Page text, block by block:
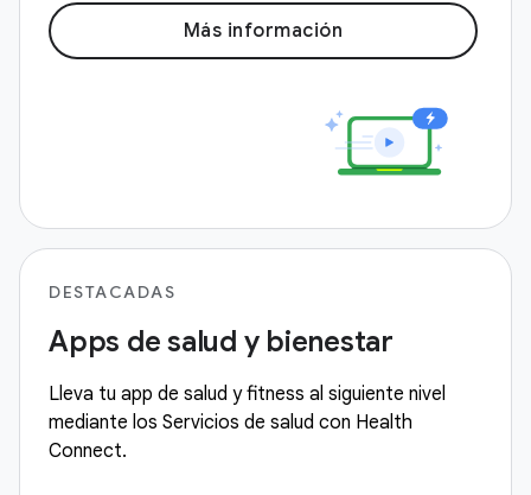
Más información
DESTACADAS
Apps de salud y bienestar
Lleva tu app de salud y fitness al siguiente nivel
mediante los Servicios de salud con Health
Connect.